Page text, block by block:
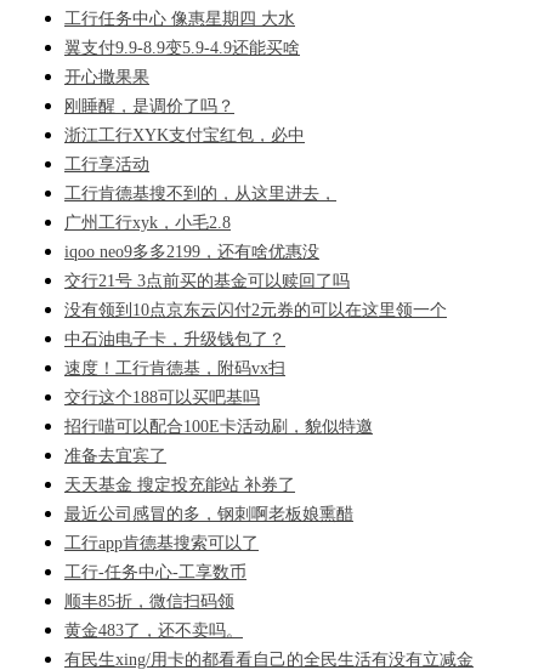
工行任务中心 像惠星期四 大水
翼支付9.9-8.9变5.9-4.9还能买啥
开心撒果果
刚睡醒，是调价了吗？
浙江工行XYK支付宝红包，必中
工行享活动
工行肯德基搜不到的，从这里进去，
广州工行xyk，小毛2.8
iqoo neo9多多2199，还有啥优惠没
交行21号 3点前买的基金可以赎回了吗
没有领到10点京东云闪付2元券的可以在这里领一个
中石油电子卡，升级钱包了？
速度！工行肯德基，附码vx扫
交行这个188可以买吧基吗
招行喵可以配合100E卡活动刷，貌似特邀
准备去宜宾了
天天基金 搜定投充能站 补券了
最近公司感冒的多，钢刺啊老板娘熏醋
工行app肯德基搜索可以了
工行-任务中心-工享数币
顺丰85折，微信扫码领
黄金483了，还不卖吗。
有民生xing/用卡的都看看自己的全民生活有没有立减金